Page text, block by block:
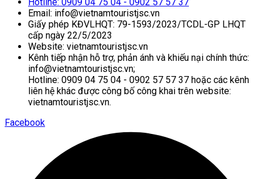
Hotline: 0909 04 75 04 - 0902 57 57 37
Email: info@vietnamtouristjsc.vn
Giấy phép KĐVLHQT: 79-1593/2023/TCDL-GP LHQT
cấp ngày 22/5/2023
Website: vietnamtouristjsc.vn
Kênh tiếp nhận hỗ trợ, phản ánh và khiếu nại chính thức:
info@vietnamtouristjsc.vn;
Hotline: 0909 04 75 04 - 0902 57 57 37 hoặc các kênh
liên hệ khác được công bố công khai trên website:
vietnamtouristjsc.vn.
Facebook